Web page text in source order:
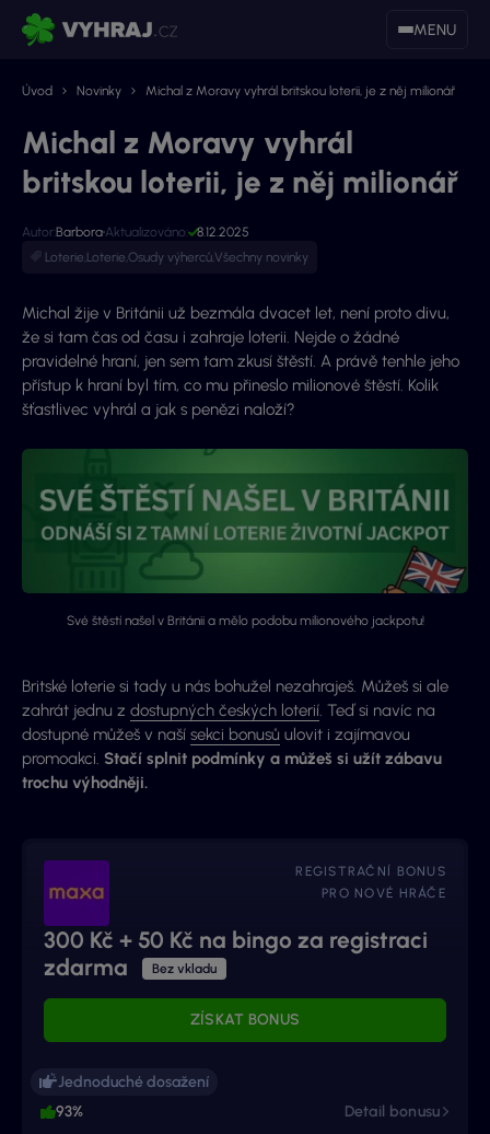
MENU
Úvod Novinky Michal z Moravy vyhrál britskou loterii, je z něj milionář
Michal z Moravy vyhrál
britskou loterii, je z něj milionář
Autor: Barbora Aktualizováno:
8.12.2025
Loterie,Loterie,Osudy výherců,Všechny novinky
Michal žije v Británii už bezmála dvacet let, není proto divu,
že si tam čas od času i zahraje loterii. Nejde o žádné
pravidelné hraní, jen sem tam zkusí štěstí. A právě tenhle jeho
přístup k hraní byl tím, co mu přineslo milionové štěstí. Kolik
šťastlivec vyhrál a jak s penězi naloží?
Své štěstí našel v Británii a mělo podobu milionového jackpotu!
Britské loterie si tady u nás bohužel nezahraješ. Můžeš si ale
zahrát jednu z dostupných českých loterií. Teď si navíc na
dostupné můžeš v naší sekci bonusů ulovit i zajímavou
promoakci. Stačí splnit podmínky a můžeš si užít zábavu
trochu výhodněji.
REGISTRAČNÍ BONUS
PRO NOVÉ HRÁČE
300 Kč + 50 Kč na bingo za registraci
zdarma
Bez vkladu
ZÍSKAT BONUS
Jednoduché dosažení
93%
Detail bonusu